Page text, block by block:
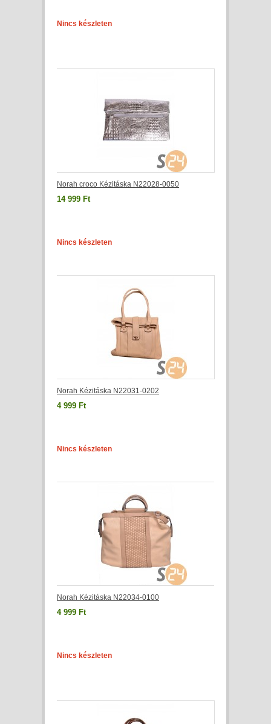
Nincs készleten
Norah croco Kézitáska N22028-0050
14 999 Ft
Nincs készleten
Norah Kézitáska N22031-0202
4 999 Ft
Nincs készleten
Norah Kézitáska N22034-0100
4 999 Ft
Nincs készleten